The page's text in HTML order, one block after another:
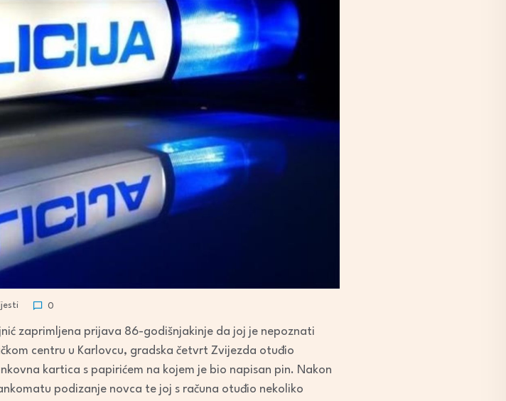
0
zaprimljena prijava 86-godišnjakinje da joj je nepoznati
centru u Karlovcu, gradska četvrt Zvijezda otuđio
kartica s papirićem na kojem je bio napisan pin. Nakon
podizanje novca te joj s računa otuđio nekoliko